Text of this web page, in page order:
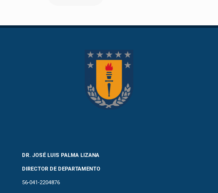
DR. JOSÉ LUIS PALMA LIZANA
DIRECTOR DE DEPARTAMENTO
56-041-2204876